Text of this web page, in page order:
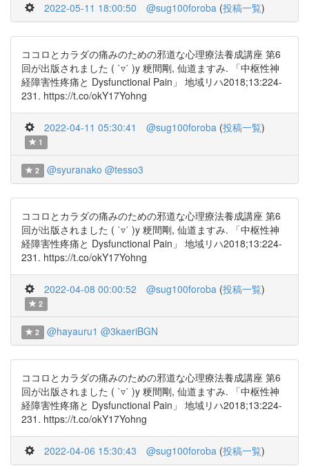
2022-05-11 18:00:50 @sug100foroba (投稿一覧)
ココロとカラダの痛みのための邪道な心理療法養成講座 第6
回が出版されました ( ˙▿˙ )y 粳間剛, 仙道ますみ. 「中枢性神
経障害性疼痛と Dysfunctional Pain」 地域リハ2018;13:224-
231. https://t.co/okY17Yohng
2022-04-11 05:30:41 @sug100foroba (投稿一覧)
1
2 @syuranako @tesso3
ココロとカラダの痛みのための邪道な心理療法養成講座 第6
回が出版されました ( ˙▿˙ )y 粳間剛, 仙道ますみ. 「中枢性神
経障害性疼痛と Dysfunctional Pain」 地域リハ2018;13:224-
231. https://t.co/okY17Yohng
2022-04-08 00:00:52 @sug100foroba (投稿一覧)
2
2 @hayauru1 @3kaeriBGN
ココロとカラダの痛みのための邪道な心理療法養成講座 第6
回が出版されました ( ˙▿˙ )y 粳間剛, 仙道ますみ. 「中枢性神
経障害性疼痛と Dysfunctional Pain」 地域リハ2018;13:224-
231. https://t.co/okY17Yohng
2022-04-06 15:30:43 @sug100foroba (投稿一覧)